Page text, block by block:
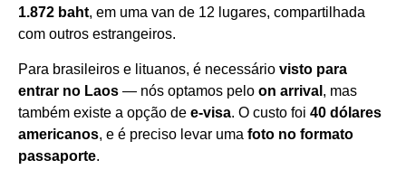
1.872 baht, em uma van de 12 lugares, compartilhada
com outros estrangeiros.
Para brasileiros e lituanos, é necessário visto para
entrar no Laos — nós optamos pelo on arrival , mas
também existe a opção de e-visa. O custo foi 40 dólares
americanos, e é preciso levar uma foto no formato
passaporte.